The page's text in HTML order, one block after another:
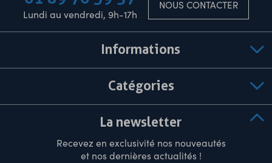
Lundi au vendredi, 9h-17h
NOUS CONTACTER
Informations
Catégories
La newsletter
Recevez en exclusivité nos nouveautés
et nos dernières actualités !